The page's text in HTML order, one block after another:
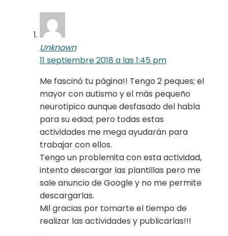
Unknown
11 septiembre 2018 a las 1:45 pm
Me fascinó tu página!! Tengo 2 peques; el
mayor con autismo y el más pequeño
neurotipico aunque desfasado del habla
para su edad; pero todas estas
actividades me mega ayudarán para
trabajar con ellos.
Tengo un problemita con esta actividad,
intento descargar las plantillas pero me
sale anuncio de Google y no me permite
descargarlas.
Mil gracias por tomarte el tiempo de
realizar las actividades y publicarlas!!!